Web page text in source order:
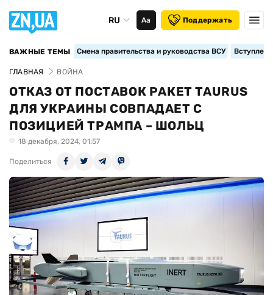
RU Аа Поддержать
ВАЖНЫЕ ТЕМЫ Смена правительства и руководства ВСУ
ГЛАВНАЯ ВОЙНА
ОТКАЗ ОТ ПОСТАВОК РАКЕТ TAURUS
ДЛЯ УКРАИНЫ СОВПАДАЕТ С
ПОЗИЦИЕЙ ТРАМПА – ШОЛЬЦ
18 декабря, 2024, 01:57
Поделиться